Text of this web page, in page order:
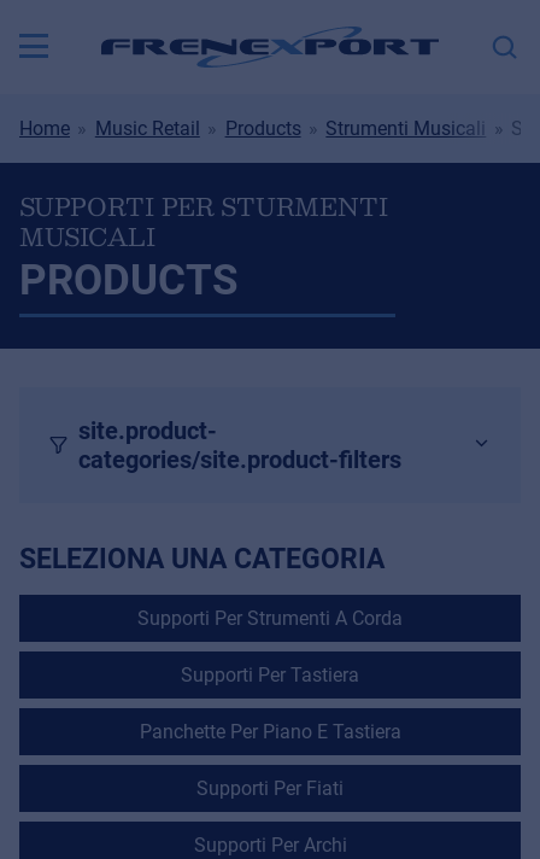
Home Music Retail Products Strumenti Musicali
SUPPORTI PER STURMENTI
MUSICALI
PRODUCTS
site.product-
categories/site.product-filters
SELEZIONA UNA CATEGORIA
Supporti Per Strumenti A Corda
Supporti Per Tastiera
Panchette Per Piano E Tastiera
Supporti Per Fiati
Supporti Per Archi